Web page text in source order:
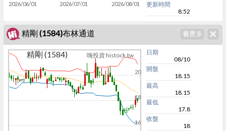
2026/06/01 2026/07/01 2026/08/01
更新時間
8:52
精剛 (1584)布林通道
精剛 (1584) 嗨投資 histock.tw
16
18
20
日期
08/10
開盤
18.15
最高
18.15
最低
17.8
收盤
18